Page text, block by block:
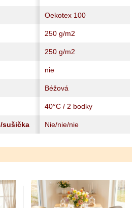
Oekotex 100
250 g/m2
250 g/m2
nie
Béžová
40°C / 2 bodky
sušička Nie/nie/nie